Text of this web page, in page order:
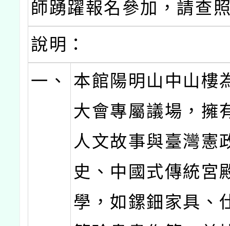
師踴躍報名參加，請查
說明：
一、
本館陽明山中山樓
大會專屬議場，擁
人文故事與臺灣憲
史、中國式傳統宮
學，如鏍鈿家具、